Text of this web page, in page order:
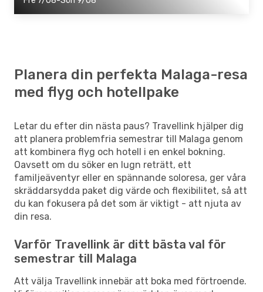
Planera din perfekta Malaga-resa
med flyg och hotellpake
Letar du efter din nästa paus? Travellink hjälper dig
att planera problemfria semestrar till Malaga genom
att kombinera flyg och hotell i en enkel bokning.
Oavsett om du söker en lugn reträtt, ett
familjeäventyr eller en spännande soloresa, ger våra
skräddarsydda paket dig värde och flexibilitet, så att
du kan fokusera på det som är viktigt - att njuta av
din resa.
Varför Travellink är ditt bästa val för
semestrar till Malaga
Att välja Travellink innebär att boka med förtroende.